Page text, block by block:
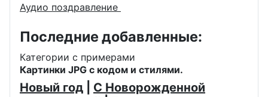
Аудио поздравление
Последние добавленные:
Категории с примерами
Картинки JPG с кодом и стилями.
Новый год
С Новорожденной